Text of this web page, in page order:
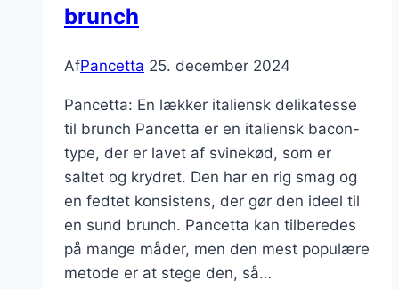
brunch
AfPancetta 25. december 2024
Pancetta: En lækker italiensk delikatesse
til brunch Pancetta er en italiensk bacon-
type, der er lavet af svinekød, som er
saltet og krydret. Den har en rig smag og
en fedtet konsistens, der gør den ideel til
en sund brunch. Pancetta kan tilberedes
på mange måder, men den mest populære
metode er at stege den, så…